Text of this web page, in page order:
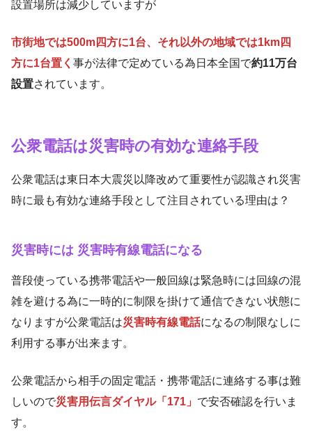
設置場所は減少していますが
市街地では500m四方に1台、それ以外の地域では1km四
方に1台置く 事が法律で定めている為日本全国で約11万台
設置されています。
公衆電話は災害時の有効な連絡手段
公衆電話は東日本大震災以降改めて重要性が認識され災害
時に最も有効な連絡手段として注目されている理由は？
災害時には 災害時有線電話になる
普段使っている携帯電話や一般回線は緊急時には回線の混
雑を避ける為に一時的に制限を掛けて通信できない状態に
なりますが公衆電話は災害時有線電話になるの制限なしに
利用する事が出来ます。
公衆電話から相手の固定電話・携帯電話に連絡する事は難
しいので災害用伝言ダイヤル「171」 で安否確認を行いま
す。